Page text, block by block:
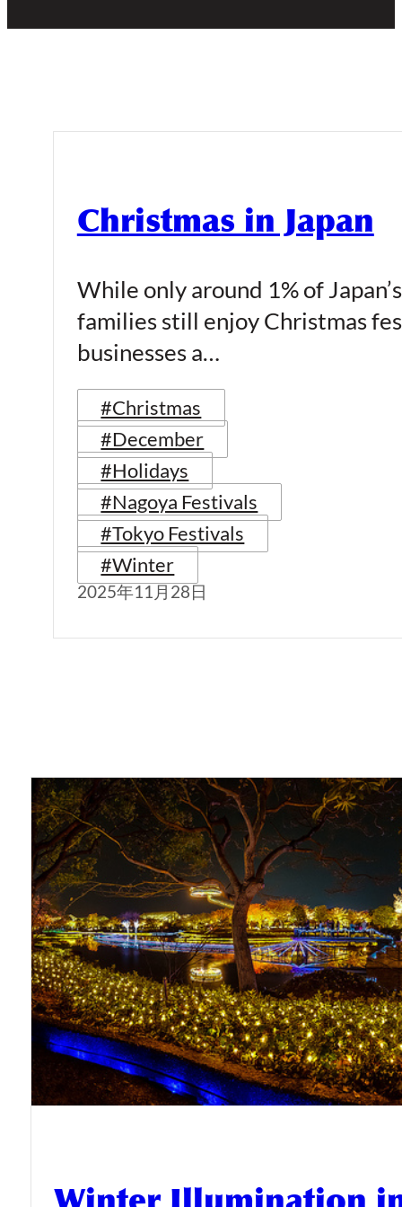
Christmas in Japan
While only around 1% of
families still enjoy Christmas
businesses a…
#Christmas
#December
#Holidays
#Nagoya Festivals
#Tokyo Festivals
#Winter
2025年11月28日